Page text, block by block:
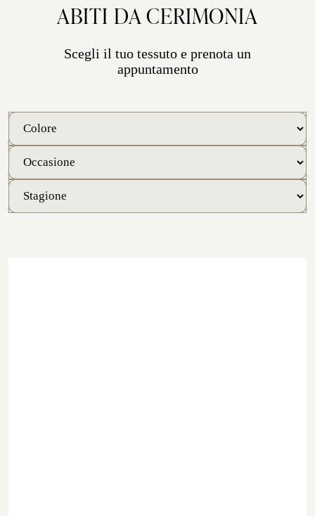
ABITI DA CERIMONIA
Scegli il tuo tessuto e prenota un
appuntamento